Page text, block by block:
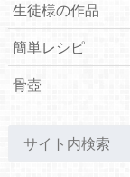
生徒様の作品
簡単レシピ
骨壺